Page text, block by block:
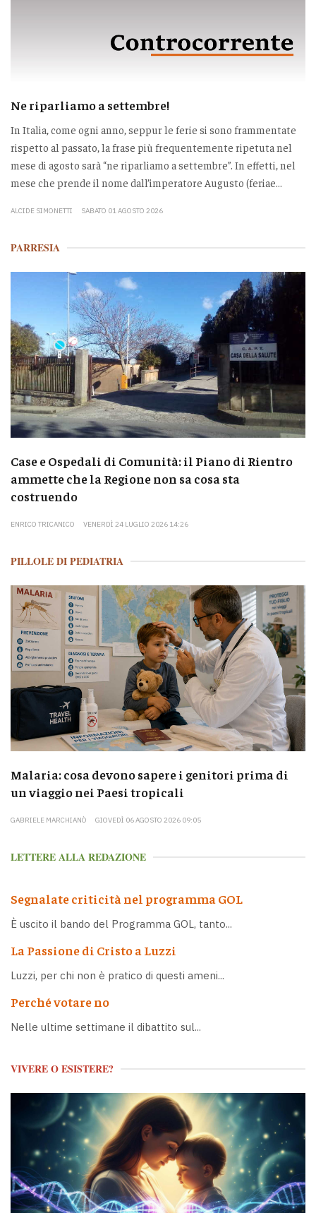
Ne riparliamo a settembre!
In Italia, come ogni anno, seppur le ferie si sono frammentate
rispetto al passato, la frase più frequentemente ripetuta nel
mese di agosto sarà “ne riparliamo a settembre”. In effetti, nel
mese che prende il nome dall’imperatore Augusto (feriae...
ALCIDE SIMONETTI SABATO 01 AGOSTO 2026
PARRESIA
Case e Ospedali di Comunità: il Piano di Rientro
ammette che la Regione non sa cosa sta
costruendo
ENRICO TRICANICO VENERDÌ 24 LUGLIO 2026 14:26
PILLOLE DI PEDIATRIA
Malaria: cosa devono sapere i genitori prima di
un viaggio nei Paesi tropicali
GABRIELE MARCHIANÒ GIOVEDÌ 06 AGOSTO 2026 09:05
LETTERE ALLA REDAZIONE
Segnalate criticità nel programma GOL
È uscito il bando del Programma GOL, tanto...
La Passione di Cristo a Luzzi
Luzzi, per chi non è pratico di questi ameni...
Perché votare no
Nelle ultime settimane il dibattito sul...
VIVERE O ESISTERE?